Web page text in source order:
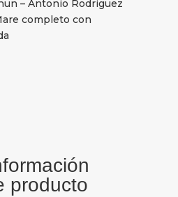
– Antonio Rodriguez
completo con
producto